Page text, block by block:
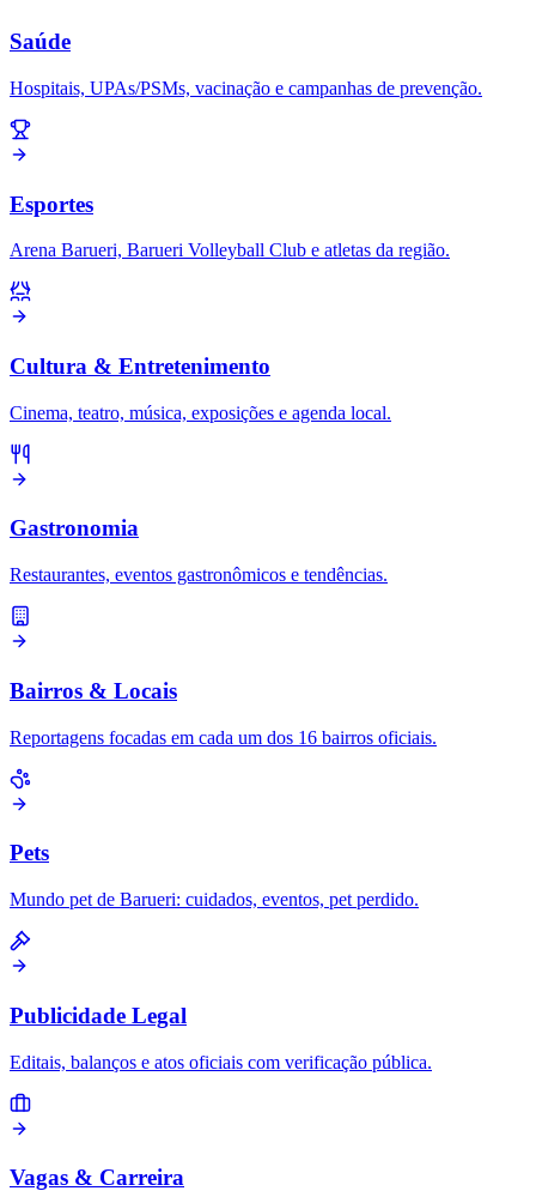
Saúde
Hospitais, UPAs/PSMs, vacinação e campanhas de prevenção.
Esportes
Arena Barueri, Barueri Volleyball Club e atletas da região.
Cultura & Entretenimento
Cinema, teatro, música, exposições e agenda local.
Gastronomia
Restaurantes, eventos gastronômicos e tendências.
Bairros & Locais
Reportagens focadas em cada um dos 16 bairros oficiais.
Pets
Mundo pet de Barueri: cuidados, eventos, pet perdido.
Publicidade Legal
Editais, balanços e atos oficiais com verificação pública.
Vagas & Carreira